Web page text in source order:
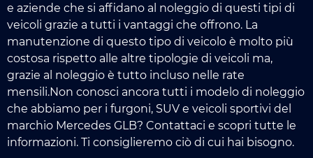
e aziende che si affidano al noleggio di questi tipi di
veicoli grazie a tutti i vantaggi che offrono. La
manutenzione di questo tipo di veicolo è molto più
costosa rispetto alle altre tipologie di veicoli ma,
grazie al noleggio è tutto incluso nelle rate
mensili.Non conosci ancora tutti i modelo di noleggio
che abbiamo per i furgoni, SUV e veicoli sportivi del
marchio Mercedes GLB? Contattaci e scopri tutte le
informazioni. Ti consiglieremo ciò di cui hai bisogno.